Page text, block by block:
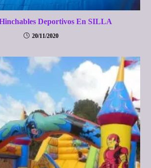
Deportivos En SILLA
20/11/2020